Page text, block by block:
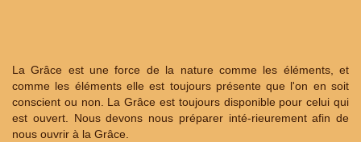
La Grâce est une force de la nature comme les éléments, et
comme les éléments elle est toujours présente que l'on en soit
conscient ou non. La Grâce est toujours disponible pour celui qui
est ouvert. Nous devons nous préparer inté-rieurement afin de
nous ouvrir à la Grâce.